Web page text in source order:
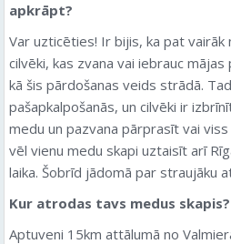
apkrāpt?
Var uzticēties! Ir bijis, ka pat
cilvēki, kas zvana vai iebrauc
kā šis pārdošanas veids strādā.
pašapkalpošanās, un cilvēki ir
medu un pazvana pārprasīt vai
vēl vienu medu skapi uztaisīt arī
laika. Šobrīd jādomā par straujāku
Kur atrodas tavs medus skapis?
Aptuveni 15km attālumā no